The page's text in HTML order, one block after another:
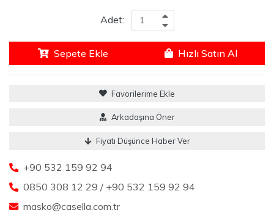
Adet:
Sepete Ekle Hızlı Satın Al
Favorilerime Ekle
Arkadaşına Öner
Fiyatı Düşünce Haber Ver
+90 532 159 92 94
0850 308 12 29 / +90 532 159 92 94
masko@casella.com.tr